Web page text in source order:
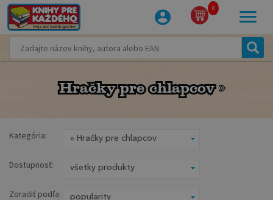
0
Hračky pre chlapcov
Hračky pre chlapcov
Kategória:
Dostupnosť:
Zoradiť podľa: